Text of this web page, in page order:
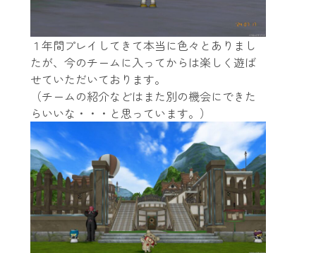
１年間プレイしてきて本当に色々とありまし
たが、今のチームに入ってからは楽しく遊ば
せていただいております。
（チームの紹介などはまた別の機会にできた
らいいな・・・と思っています。）